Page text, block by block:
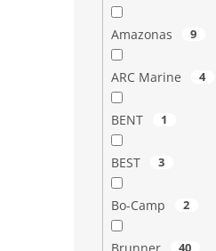
Amazonas 9
ARC Marine 4
BENT 1
BEST 3
Bo-Camp 2
40